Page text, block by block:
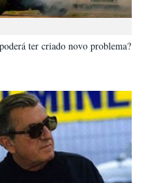
ter criado novo problema?